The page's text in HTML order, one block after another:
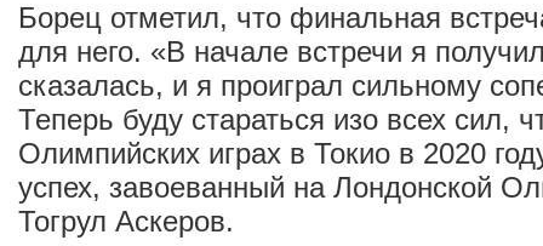
Борец отметил, что финальная
для него. «В начале встречи я
сказалась, и я проиграл сильному
Теперь буду стараться изо всех сил,
Олимпийских играх в Токио в 2020
успех, завоеванный на Лондонской
Тогрул Аскеров.